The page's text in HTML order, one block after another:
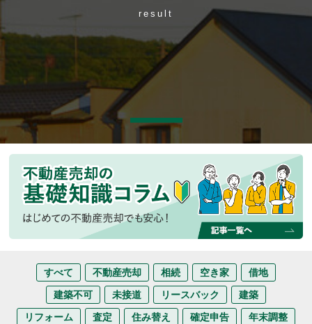
result
すべて 不動産売却 相続 空き家
借地
建築不可
未接道 リースバック
建築
リフォーム
査定 住み替え 確定申告
年末調整